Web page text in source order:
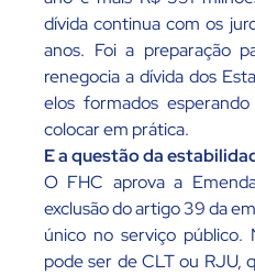
dívida continua com os
anos. Foi a preparação
renegocia a dívida dos
elos formados
colocar em prática.
E a questão da
O FHC aprova a
exclusão do artigo 39 da
único no serviço público.
pode ser de CLT ou RJU,